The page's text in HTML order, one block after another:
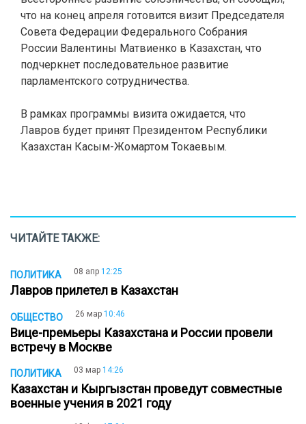
что на конец апреля готовится визит Председателя
Совета Федерации Федерального Собрания
России Валентины Матвиенко в Казахстан, что
подчеркнет последовательное развитие
парламентского сотрудничества.
В рамках программы визита ожидается, что
Лавров будет принят Президентом Республики
Казахстан Касым-Жомартом Токаевым.
ЧИТАЙТЕ ТАКЖЕ:
ПОЛИТИКА 08 апр 12:25
Лавров прилетел в Казахстан
ОБЩЕСТВО 26 мар 10:46
Вице-премьеры Казахстана и России провели
встречу в Москве
ПОЛИТИКА 03 мар 14:26
Казахстан и Кыргызстан проведут совместные
военные учения в 2021 году